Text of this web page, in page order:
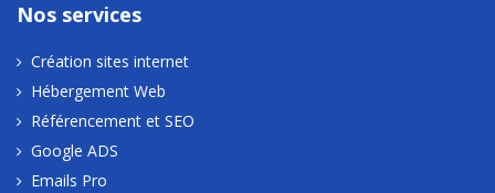
Nos services
Création sites internet
Hébergement Web
Référencement et SEO
Google ADS
Emails Pro